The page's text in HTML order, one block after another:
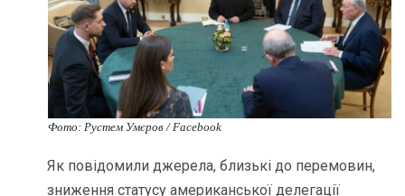
Фото: Рустем Умєров / Facebook
Як повідомили джерела, близькі до перемовин,
зниження статусу американської делегації